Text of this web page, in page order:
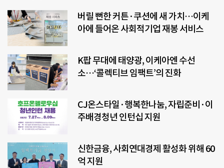
버릴 뻔한 커튼·쿠션에 새 가치…이케
아에 들어온 사회적기업 재봉 서비스
K팝 무대에 태양광, 이케아엔 수선
소…‘콜렉티브 임팩트’의 진화
CJ온스타일·행복한나눔, 자립준비·이
주배경청년 인턴십 지원
신한금융, 사회연대경제 활성화 위해 60
억 지원